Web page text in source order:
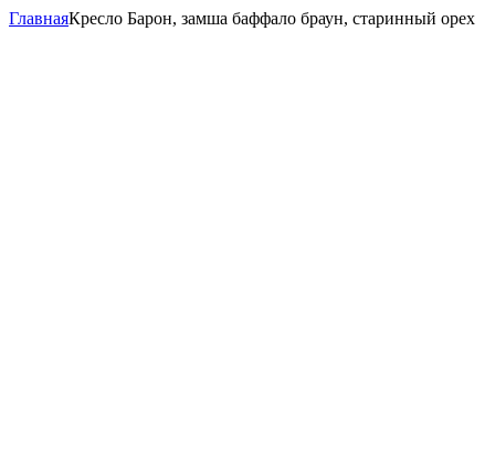
ГлавнаяКресло Барон, замша баффало браун, старинный орех